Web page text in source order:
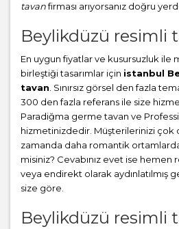
tavanfirması arıyorsanız doğru
Beylikdüzü resimli
En uygun fiyatlar ve kusursuzluk ile
birleştiği tasarımlar için istanbul
tavan . Sınırsız görsel den fazla
300 den fazla referans ile size
Paradiğma germe tavan ve
hizmetinizdedir. Müşterilerinizi çok
zamanda daha romantik
misiniz? Cevabınız evet ise hemen
veya endirekt olarak aydınlatılmış
size göre.
Beylikdüzü resimli